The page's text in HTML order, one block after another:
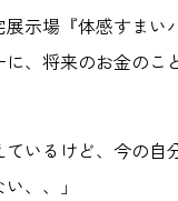
展示場『体感すまい
に、将来のお金のこ
ているけど、今の自
、、」